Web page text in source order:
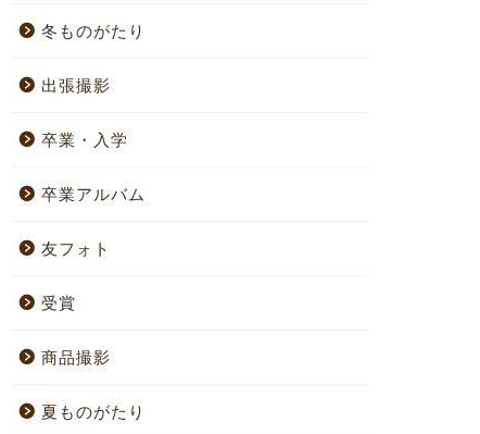
冬ものがたり
出張撮影
卒業・入学
卒業アルバム
友フォト
受賞
商品撮影
夏ものがたり